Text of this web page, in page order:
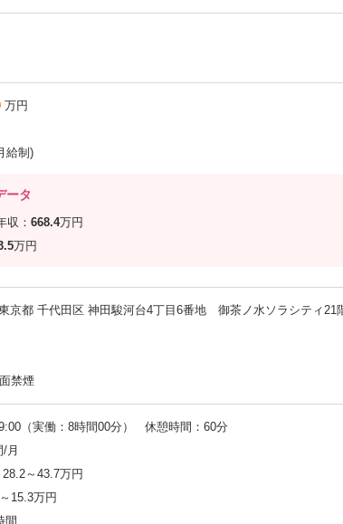
万円
給制)
ータ
収： 668.4万円
万円
京都 千代田区 神田駿河台4丁目6番地 御茶ノ水ソラシティ21
禁煙
（実働：8時間00分） 休憩時間：60分
月
～43.7万円
15.3万円
間